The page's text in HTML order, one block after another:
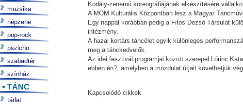
Kodály-zenemű koreográfiájának elkészítésére
A MOM Kulturális Központban lesz a Magyar
Egy nappal korábban pedig a Fitos Dezső Társulat
intézmény.
A hazai kortárs táncélet egyik különleges
meg a tánckedvelők.
Az idei fesztivál programjai között szerepel Lőrinc
ebben én?, amelyben a mozdulat útjait követhetjük
Kapcsolódó cikkek
muzsika
népzene
pop-rock
pszicho
szabadtér
színház
TÁNC
tárlat